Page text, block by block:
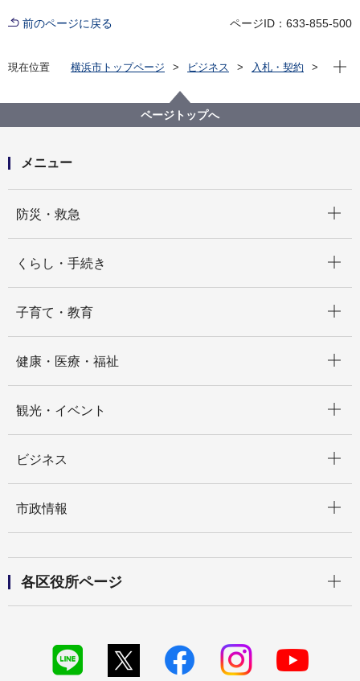
前のページに戻る ページID：633-855-500
現在位置 横浜市トップページ ビジネス
入札・契約
【入札結果掲載】民間保育所工事検査業務委託
現在
ページトップへ
メニュー
防災・救急
くらし・手続き
子育て・教育
健康・医療・福祉
観光・イベント
ビジネス
市政情報
各区役所ページ